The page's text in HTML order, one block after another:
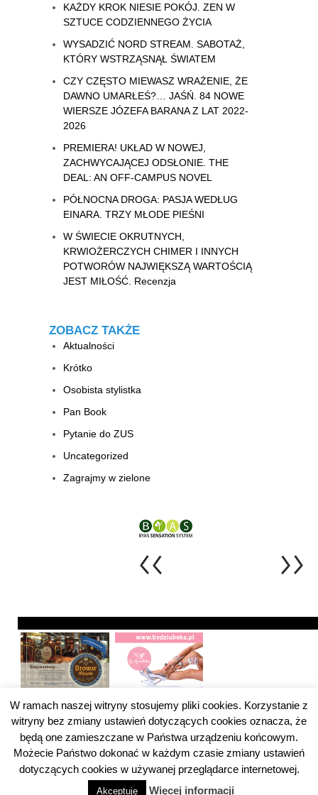
KAŻDY KROK NIESIE POKÓJ. ZEN W
SZTUCE CODZIENNEGO ŻYCIA
WYSADZIĆ NORD STREAM. SABOTAŻ,
KTÓRY WSTRZĄSNĄŁ ŚWIATEM
CZY CZĘSTO MIEWASZ WRAŻENIE, ŻE
DAWNO UMARŁEŚ?… JAŚŃ. 84 NOWE
WIERSZE JÓZEFA BARANA Z LAT 2022-
2026
PREMIERA! UKŁAD W NOWEJ,
ZACHWYCAJĄCEJ ODSŁONIE. THE
DEAL: AN OFF-CAMPUS NOVEL
PÓŁNOCNA DROGA: PASJA WEDŁUG
EINARA. TRZY MŁODE PIEŚNI
W ŚWIECIE OKRUTNYCH,
KRWIOŻERCZYCH CHIMER I INNYCH
POTWORÓW NAJWIĘKSZĄ WARTOŚCIĄ
JEST MIŁOŚĆ. Recenzja
ZOBACZ TAKŻE
Aktualności
Krótko
Osobista stylistka
Pan Book
Pytanie do ZUS
Uncategorized
Zagrajmy w zielone
Pytanie do ZUS Kategoria Pytanie do ZUS
W ramach naszej witryny stosujemy pliki cookies. Korzystanie z
witryny bez zmiany ustawień dotyczących cookies oznacza, że
będą one zamieszczane w Państwa urządzeniu końcowym.
Możecie Państwo dokonać w każdym czasie zmiany ustawień
dotyczących cookies w używanej przeglądarce internetowej.
Akceptuję Więcej informacji